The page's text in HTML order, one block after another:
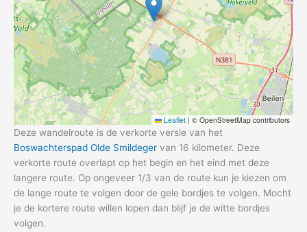
Leaflet | © OpenStreetMap contributors
Deze wandelroute is de verkorte versie van het
Boswachterspad Olde Smildeger van 16 kilometer. Deze
verkorte route overlapt op het begin en het eind met deze
langere route. Op ongeveer 1/3 van de route kun je kiezen om
de lange route te volgen door de gele bordjes te volgen. Mocht
je de kortere route willen lopen dan blijf je de witte bordjes
volgen.